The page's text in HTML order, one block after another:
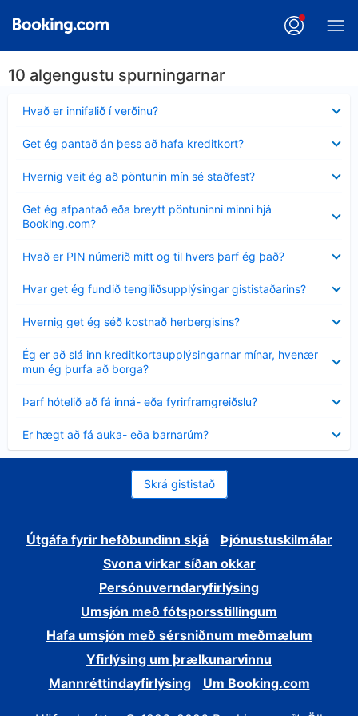
10 algengustu spurningarnar
Hvað er innifalið í verðinu?
sýnt
Get ég pantað án þess að hafa kreditkort?
sýnt
Hvernig veit ég að pöntunin mín sé staðfest?
sýnt
Get ég afpantað eða breytt pöntuninni minni hjá
Booking.com?
sýnt
Hvað er PIN númerið mitt og til hvers þarf ég það?
sýnt
Hvar get ég fundið tengiliðsupplýsingar gististaðarins?
sýnt
Hvernig get ég séð kostnað herbergisins?
sýnt
Ég er að slá inn kreditkortaupplýsingarnar mínar, hvenær
mun ég þurfa að borga?
Minna
sýnt
Þarf hótelið að fá inná- eða fyrirframgreiðslu?
sýnt
Er hægt að fá auka- eða barnarúm?
sýnt
Skrá gististað
Útgáfa fyrir hefðbundinn skjá
Þjónustuskilmálar
Svona virkar síðan okkar
Persónuverndaryfirlýsing
Umsjón með fótsporsstillingum
Hafa umsjón með sérsniðnum meðmælum
Yfirlýsing um þrælkunarvinnu
Mannréttindayfirlýsing
Um Booking.com